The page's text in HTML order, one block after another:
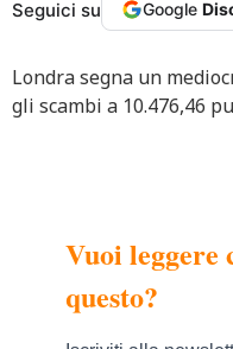
Seguici su Google
Londra segna un
gli scambi a 10.476,46